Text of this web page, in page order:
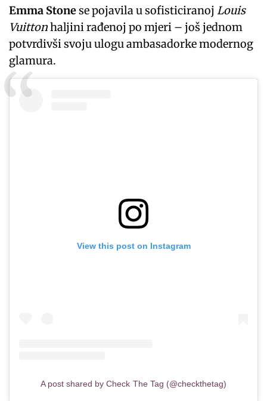
Emma Stonese pojavila u sofisticiranoj Louis
Vuittonhaljini rađenoj po mjeri – još jednom
potvrdivši svoju ulogu ambasadorke modernog
glamura.
View this post on Instagram
A post shared by Check The Tag (@checkthetag)